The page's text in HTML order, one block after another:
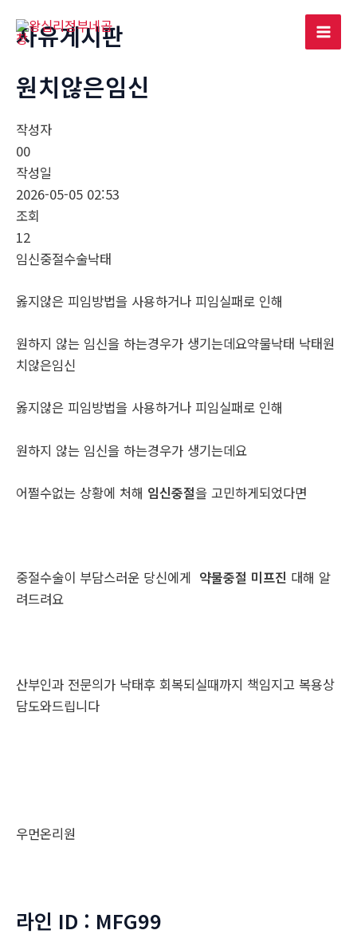
Main
자유게시판
원치않은임신
작성자
00
작성일
2026-05-05 02:53
조회
12
임신중절수술낙­태
옳지않은 피임방법을 사용하거나 피임실패로 인해
원하지 않는 임신을 하는경우가 생기는데요약물낙­태 낙­태원
치않은임신
옳지않은 피임방법을 사용하거나 피임실패로 인해
원하지 않는 임신을 하는경우가 생기는데요
어쩔수없는 상황에 처해 임신중절을 고민하게되었다면
중절수술이 부담스러운 당신에게 약물중절 미프진 대해 알
려드려요
산부인과 전문의가 낙태후 회복되실때까지 책임지고 복용상
담도와드립니다
우먼온리원
라인 ID : MFG99